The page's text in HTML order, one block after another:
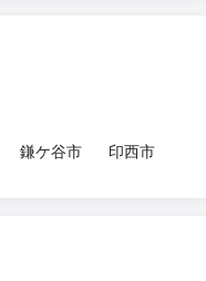
鎌ケ谷市 印西市